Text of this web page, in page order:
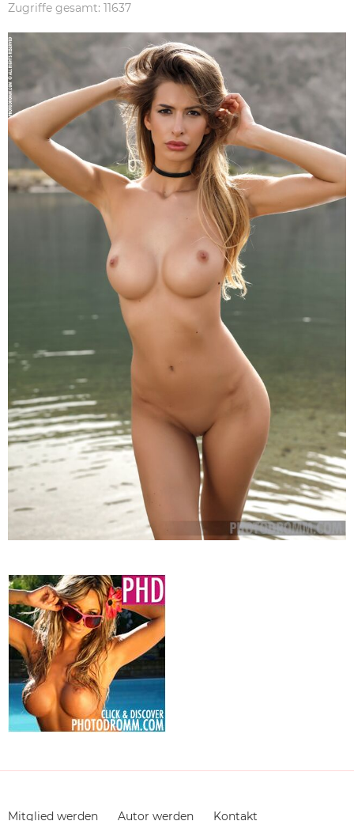
Zugriffe gesamt: 11637
Navigation
Mitglied werden Autor werden Kontakt